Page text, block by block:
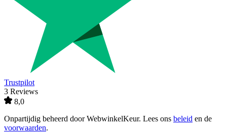
Trustpilot
3 Reviews
8,0
Onpartijdig beheerd doorWebwinkelKeur. Lees ons beleid en de
voorwaarden.